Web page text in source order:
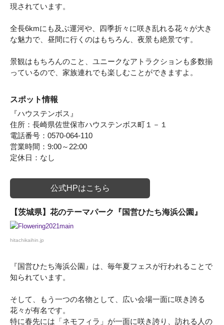
現されています。
全長6kmにも及ぶ運河や、四季折々に咲き乱れる花々が大き
な魅力で、昼間に行くのはもちろん、夜景も絶景です。
景観はもちろんのこと、ユニークなアトラクションも多数揃
っているので、家族連れでも楽しむことができますよ。
スポット情報
『ハウステンボス』
住所：長崎県佐世保市ハウステンボス町１－１
電話番号：0570-064-110
営業時間：9:00～22:00
定休日：なし
公式HPはこちら
【茨城県】花のテーマパーク『国営ひたち海浜公園』
hitachikaihin.jp
『国営ひたち海浜公園』は、毎年夏フェスが行われることで
知られています。
そして、もう一つの名物として、広い会場一面に咲き誇る
花々が有名です。
特に春先には「ネモフィラ」が一面に咲き誇り、訪れる人の